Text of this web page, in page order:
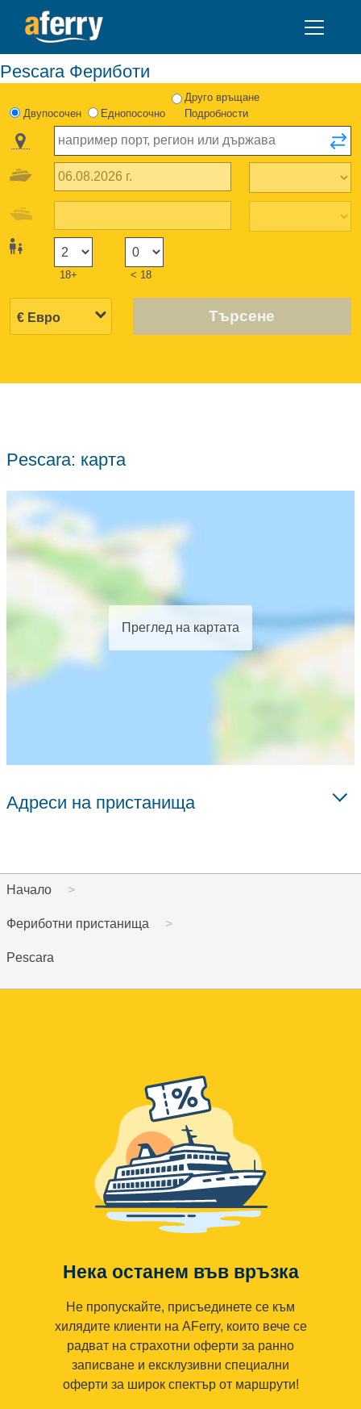
Pescara Фериботи
Двупосочен Еднопосочно
Друго връщане
Подробности
18+ < 18
Търсене
Pescara: карта
Преглед на картата
Адреси на пристанища
Начало
Фериботни пристанища
Pescara
Нека останем във връзка
Не пропускайте, присъединете се към
хилядите клиенти на AFerry, които вече се
радват на страхотни оферти за ранно
записване и ексклузивни специални
оферти за широк спектър от маршрути!